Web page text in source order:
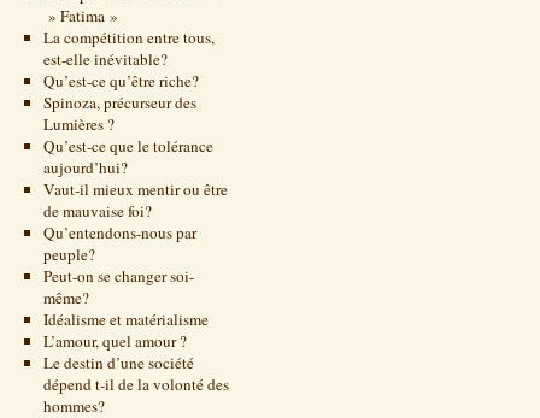
» Fatima »
La compétition entre tous,
est-elle inévitable?
Qu’est-ce qu’être riche?
Spinoza, précurseur des
Lumières ?
Qu’est-ce que le tolérance
aujourd’hui?
Vaut-il mieux mentir ou être
de mauvaise foi?
Qu’entendons-nous par
peuple?
Peut-on se changer soi-
même?
Idéalisme et matérialisme
L’amour, quel amour ?
Le destin d’une société
dépend t-il de la volonté des
hommes?